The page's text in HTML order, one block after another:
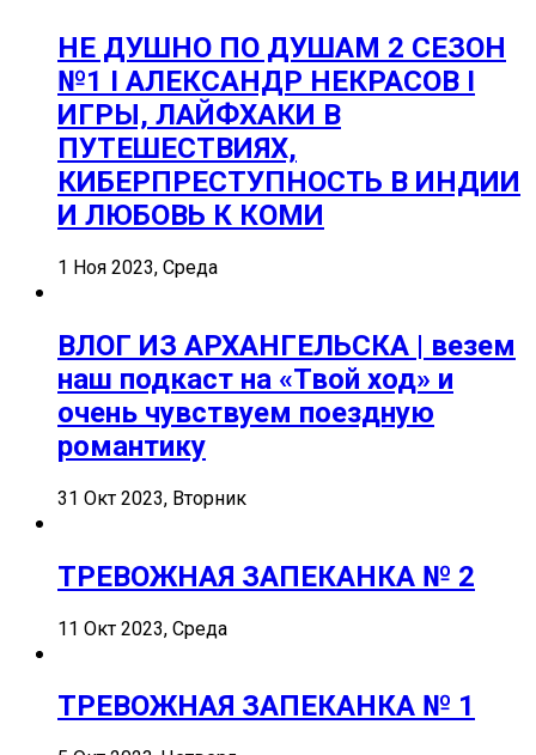
НЕ ДУШНО ПО ДУШАМ 2 СЕЗОН
№1 I АЛЕКСАНДР НЕКРАСОВ I
ИГРЫ, ЛАЙФХАКИ В
ПУТЕШЕСТВИЯХ,
КИБЕРПРЕСТУПНОСТЬ В ИНДИИ
И ЛЮБОВЬ К КОМИ
1 Ноя 2023, Среда
ВЛОГ ИЗ АРХАНГЕЛЬСКА | везем
наш подкаст на «Твой ход» и
очень чувствуем поездную
романтику
31 Окт 2023, Вторник
ТРЕВОЖНАЯ ЗАПЕКАНКА № 2
11 Окт 2023, Среда
ТРЕВОЖНАЯ ЗАПЕКАНКА № 1